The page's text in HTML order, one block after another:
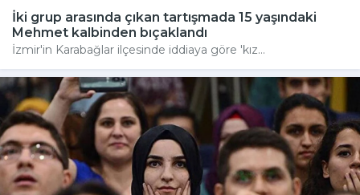
İki grup arasında çıkan tartışmada 15 yaşındaki
Mehmet kalbinden bıçaklandı
İzmir'in Karabağlar ilçesinde iddiaya göre 'kız...